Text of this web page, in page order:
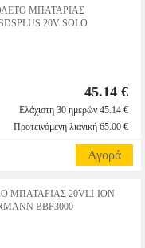
ΜΠΑΤΑΡΙΑΣ
20V SOLO
45.14 €
Ελάχιστη 30 ημερών 45.14 €
Προτεινόμενη λιανική 65.00 €
Αγορά
ΜΠΑΤΑΡΙΑΣ 20VLI-ION
BBP3000